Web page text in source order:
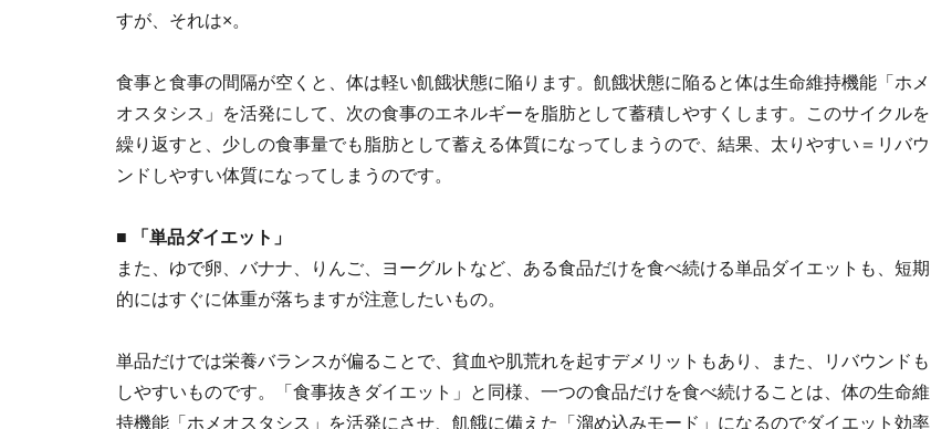
すが、それは×。
食事と食事の間隔が空くと、体は軽い飢餓状態に陥ります。飢餓状態に陥ると体は生命維持機能「ホメ
オスタシス」を活発にして、次の食事のエネルギーを脂肪として蓄積しやすくします。このサイクルを
繰り返すと、少しの食事量でも脂肪として蓄える体質になってしまうので、結果、太りやすい＝リバウ
ンドしやすい体質になってしまうのです。
■ 「単品ダイエット」
また、ゆで卵、バナナ、りんご、ヨーグルトなど、ある食品だけを食べ続ける単品ダイエットも、短期
的にはすぐに体重が落ちますが注意したいもの。
単品だけでは栄養バランスが偏ることで、貧血や肌荒れを起すデメリットもあり、また、リバウンドも
しやすいものです。「食事抜きダイエット」と同様、一つの食品だけを食べ続けることは、体の生命維
持機能「ホメオスタシス」を活発にさせ、飢餓に備えた「溜め込みモード」になるのでダイエット効率